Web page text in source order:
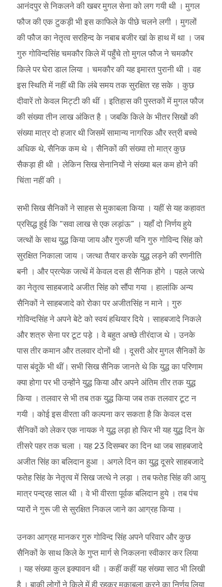
आनंदपुर से निकलने की खबर मुगल सेना को लग गयी थी । मुगल
फौज की एक टुकड़ी भी इस काफिले के पीछे चलने लगी । मुगलों
की फौज का नेतृत्व सरहिन्द के नबाब बजीर खां के हाथ में था । जब
गुरु गोविन्दसिंह चमकौर किले में पहुँचे तो मुगल फौज ने चमकौर
किले पर घेरा डाल लिया । चमकौर की यह इमारत पुरानी थी । वह
इस स्थिति में नहीं थी कि लंबे समय तक सुरक्षित रह सके । कुछ
दीवारें तो केवल मिट्टी की थीं । इतिहास की पुस्तकों में मुगल फौज
की संख्या तीन लाख अंकित है । जबकि किले के भीतर सिखों की
संख्या मात्र दो हजार थी जिसमें सामान्य नागरिक और स्त्री बच्चे
अधिक थे, सैनिक कम थे । सैनिकों की संख्या तो मात्र कुछ
सैकड़ा ही थी । लेकिन सिख सेनानियों ने संख्या बल कम होने की
चिंता नहीं की ।
सभी सिख सैनिकों ने साहस से मुकाबला किया । यहीं से यह कहावत
प्रसिद्ध हुई कि “सवा लाख से एक लड़ांऊ” । यहाँ दो निर्णय हुये
जत्थों के साथ युद्ध किया जाय और गुरुजी यनि गुरु गोविन्द सिंह को
सुरक्षित निकाला जाय । जत्था तैयार करके युद्ध लड़ने की रणनीति
बनी । और प्रत्येक जत्थें में केवल दस ही सैनिक होंगे । पहले जत्थे
का नेतृत्व साहबजादे अजीत सिंह को सौंपा गया । हालांकि अन्य
सैनिकों ने साहबजादे को रोका पर अजीतसिंह न माने । गुरु
गोविन्दसिंह ने अपने बेटे को स्वयं हथियार दिये । साहबजादे निकले
और शत्रु सेना पर टूट पड़े । वे बहुत अच्छे तीरंदाज थे । उनके
पास तीर कमान और तलवार दोनों थी । दूसरी ओर मुगल सैनिकों के
पास बंदूकें भी थीं। सभी सिख सैनिक जानते थे कि युद्ध का परिणाम
क्या होगा पर भी उन्होंने युद्ध किया और अपने अंतिम तीर तक युद्ध
किया । तलवार से भी तब तक युद्ध किया जब तक तलवार टूट न
गयी । कोई इस वीरता की कल्पना कर सकता है कि केवल दस
सैनिकों को लेकर एक नायक ने युद्ध लड़ा हो फिर भी यह युद्ध दिन के
तीसरे पहर तक चला । यह 23 दिसम्बर का दिन था जब साहबजादे
अजीत सिंह का बलिदान हुआ । अगले दिन का युद्ध दूसरे साहबजादे
फतेह सिंह के नेतृत्व में सिख जत्थे ने लड़ा । तब फतेह सिंह की आयु
मात्र पन्द्रह साल थी । वे भी वीरता पूर्वक बलिदान हुये । तब पंच
प्यारों ने गुरू जी से सुरक्षित निकल जाने का आग्रह किया ।
उनका आग्रह मानकर गुरु गोविन्द सिंह अपने परिवार और कुछ
सैनिकों के साथ किले के गुप्त मार्ग से निकलना स्वीकार कर लिया
। यह संख्या कुल इक्यावन थी । कहीं कहीं यह संख्या साठ भी लिखी
है । बाकी लोगों ने किले में ही रहकर मुकाबला करने का निर्णय लिया